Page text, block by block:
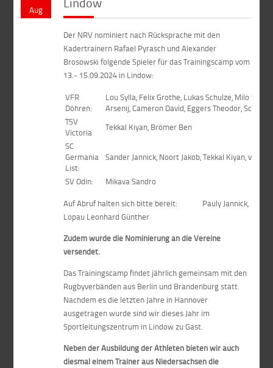
Aug
Der NRV nominiert nach Rücksprache mit den
Kadertrainern Rafael Pyrasch und Alexander
Brosowski folgende Spieler für das Trainingscamp vom
13.- 15.09.2024 in Lindow:
VFR
Döhren:
Lou Sylla, Felix Grothe, Lukas Schulze, Milo
Arsenij, Cameron David, Eggers Theodor,
TSV
Victoria
Tekkal Kiyan, Brömer Ben
SC
Germania
List:
Sander Jannick, Noort Jakob, Tekkal Kiyan, von
SV Odin:
Mikava Sandro
Auf Abruf halten sich bitte bereit: Pauly Jannick,
Lopau Leonhard Günther
Zudem wurde die Nominierung an die Vereine
versendet.
Das Trainingscamp findet jährlich gemeinsam mit den
Rugbyverbänden aus Berlin und Brandenburg statt.
Nachdem es die letzten Jahre in Hannover
ausgetragen wurde sind wir dieses Jahr im
Sportleitungszentrum in Lindow zu Gast.
Neben der Ausbildung der Athleten bieten wir auch
diesmal einem Trainer aus Niedersachsen die